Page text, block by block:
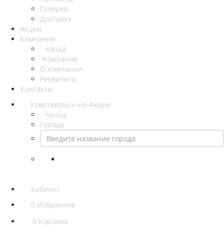
Галерея
Доставка
Акции
Компания
Назад
Компания
О компании
Реквизиты
Контакты
Комсомольск-на-Амуре
Назад
Города
Кабинет
0 Избранное
0 Корзина